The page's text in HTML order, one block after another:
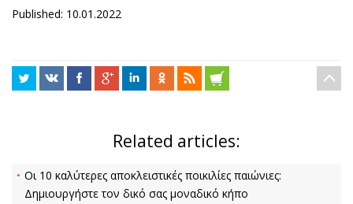
Published: 10.01.2022
Related articles:
Οι 10 καλύτερες αποκλειστικές ποικιλίες παιώνιες:
Δημιουργήστε τον δικό σας μοναδικό κήπο